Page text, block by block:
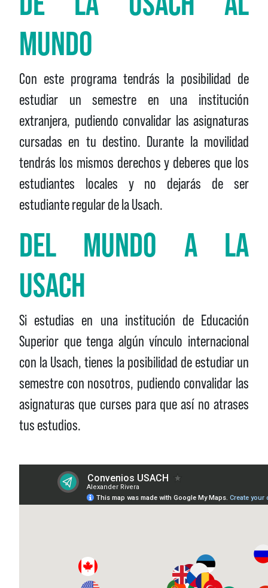
MUNDO
Con este programa tendrás la posibilidad de
estudiar un semestre en una institución
extranjera, pudiendo convalidar las asignaturas
cursadas en tu destino. Durante la movilidad
tendrás los mismos derechos y deberes que los
estudiantes locales y no dejarás de ser
estudiante regular de la Usach.
DEL MUNDO A LA
USACH
Si estudias en una institución de Educación
Superior que tenga algún vínculo internacional
con la Usach, tienes la posibilidad de estudiar un
semestre con nosotros, pudiendo convalidar las
asignaturas que curses para que así no atrases
tus estudios.